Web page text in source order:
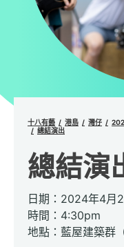
十八有藝 港島 灣仔
總結演出
總結演
日期：2024年4月
時間：4:30pm
地點：藍屋建築群